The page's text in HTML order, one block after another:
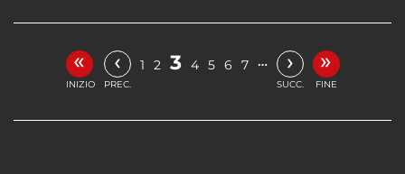
«
INIZIO
‹
PREC.
1 2 3 4 5 6 7 … ›
SUCC.
»
FINE